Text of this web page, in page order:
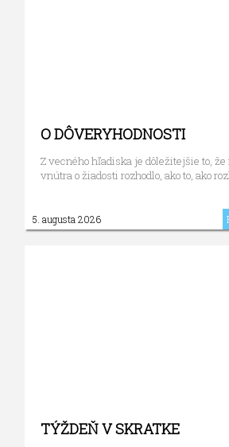
O DÔVERYHODNOSTI
Z vecného hľadiska je dôležitejšie to,
vnútra o žiadosti rozhodlo, ako to, ako
5. augusta 2026
TÝŽDEŇ V SKRATKE